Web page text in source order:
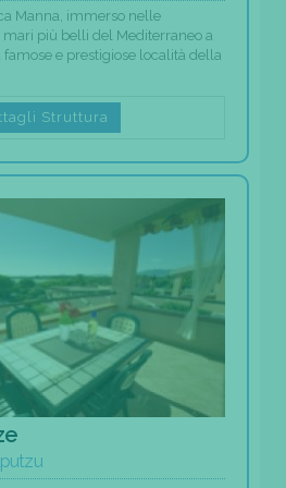
Manna, immerso nelle
più belli del Mediterraneo a
e prestigiose località della
Struttura